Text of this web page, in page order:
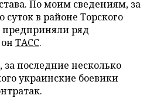
По моим сведениям, за
суток в районе Торского
предприняли ряд
ТАСС.
последние несколько
украинские боевики